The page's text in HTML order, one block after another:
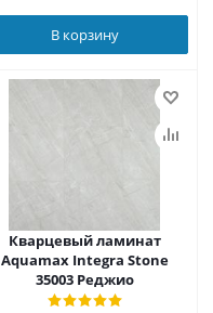
В корзину
Кварцевый ламинат
Aquamax Integra Stone
35003 Реджио